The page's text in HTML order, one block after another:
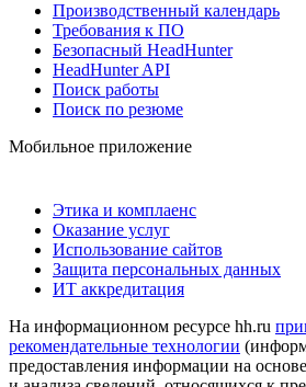
Производственный календарь
Требования к ПО
Безопасный HeadHunter
HeadHunter API
Поиск работы
Поиск по резюме
Мобильное приложение
Этика и комплаенс
Оказание услуг
Использование сайтов
Защита персональных данных
ИТ аккредитация
На информационном ресурсе hh.ru
рекомендательные технологии
предоставления информации на